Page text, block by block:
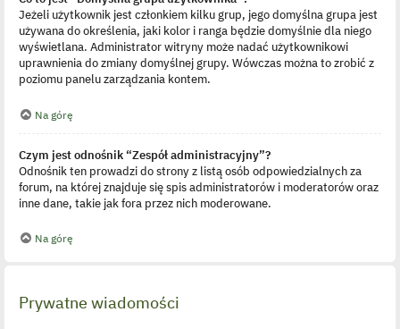
Jeżeli użytkownik jest członkiem kilku grup, jego domyślna grupa jest
używana do określenia, jaki kolor i ranga będzie domyślnie dla niego
wyświetlana. Administrator witryny może nadać użytkownikowi
uprawnienia do zmiany domyślnej grupy. Wówczas można to zrobić z
poziomu panelu zarządzania kontem.
Na górę
Czym jest odnośnik “Zespół administracyjny”?
Odnośnik ten prowadzi do strony z listą osób odpowiedzialnych za
forum, na której znajduje się spis administratorów i moderatorów oraz
inne dane, takie jak fora przez nich moderowane.
Na górę
Prywatne wiadomości